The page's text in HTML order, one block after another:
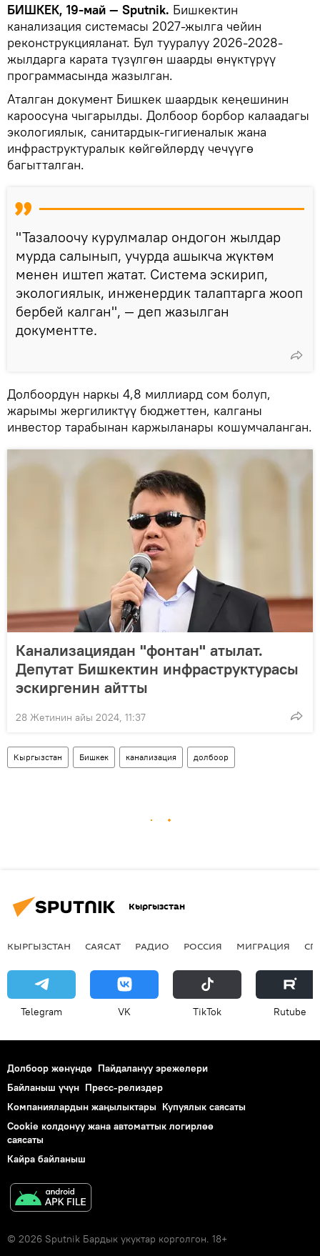
БИШКЕК, 19-май — Sputnik. Бишкектин
канализация системасы 2027-жылга чейин
реконструкцияланат. Бул тууралуу 2026-2028-
жылдарга карата түзүлгөн шаарды өнүктүрүү
программасында жазылган.
Аталган документ Бишкек шаардык кеңешинин
кароосуна чыгарылды. Долбоор борбор калаадагы
экологиялык, санитардык-гигиеналык жана
инфраструктуралык көйгөйлөрдү чечүүгө
багытталган.
"Тазалоочу курулмалар ондогон жылдар
мурда салынып, учурда ашыкча жүктөм
менен иштеп жатат. Система эскирип,
экологиялык, инженердик талаптарга жооп
бербей калган", — деп жазылган
документте.
Долбоордун наркы 4,8 миллиард сом болуп,
жарымы жергиликтүү бюджеттен, калганы
инвестор тарабынан каржыланары кошумчаланган.
Канализациядан "фонтан" атылат.
Депутат Бишкектин инфраструктурасы
эскиргенин айтты
28 Жетинин айы 2024, 11:37
Кыргызстан Бишкек канализация долбоор
Кыргызстан
КЫРГЫЗСТАН САЯСАТ РАДИО РОССИЯ МИГРАЦИЯ
Telegram VK ТikТоk Rutube
Долбоор жөнүндө Пайдалануу эрежелери
Байланыш үчүн Пресс-релиздер
Компаниялардын жаңылыктары Купуялык саясаты
Cookie колдонуу жана автоматтык логирлөө
саясаты
Кайра байланыш
© 2026 Sputnik Бардык укуктар корголгон. 18+